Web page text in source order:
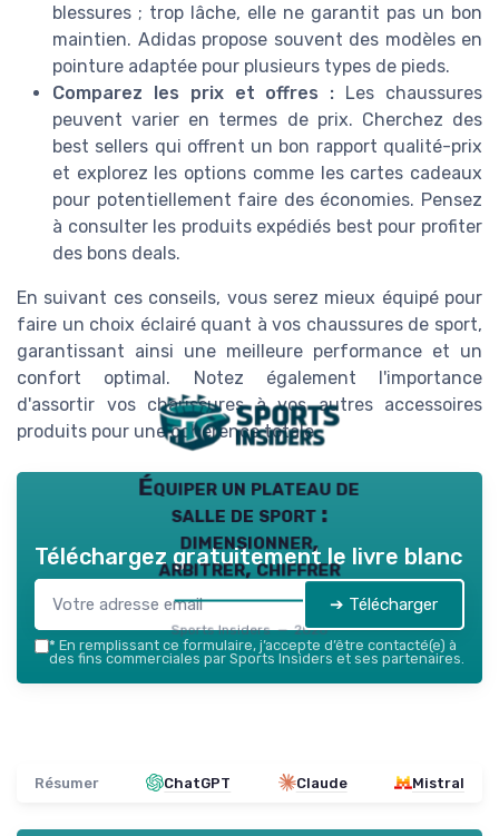
blessures ; trop lâche, elle ne garantit pas un bon
maintien. Adidas propose souvent des modèles en
pointure adaptée pour plusieurs types de pieds.
Comparez les prix et offres : Les chaussures
peuvent varier en termes de prix. Cherchez des
best sellers qui offrent un bon rapport qualité-prix
et explorez les options comme les cartes cadeaux
pour potentiellement faire des économies. Pensez
à consulter les produits expédiés best pour profiter
des bons deals.
En suivant ces conseils, vous serez mieux équipé pour
faire un choix éclairé quant à vos chaussures de sport,
garantissant ainsi une meilleure performance et un
confort optimal. Notez également l'importance
d'assortir vos chaussures à vos autres accessoires
produits pour une cohérence totale.
Équiper un plateau de
salle de sport :
dimensionner,
arbitrer, chiffrer
Sports Insiders — 2026
Téléchargez gratuitement le livre blanc
➔ Télécharger
* En remplissant ce formulaire, j’accepte d’être contacté(e) à
des fins commerciales par Sports Insiders et ses partenaires.
Résumer ChatGPT Claude Mistral